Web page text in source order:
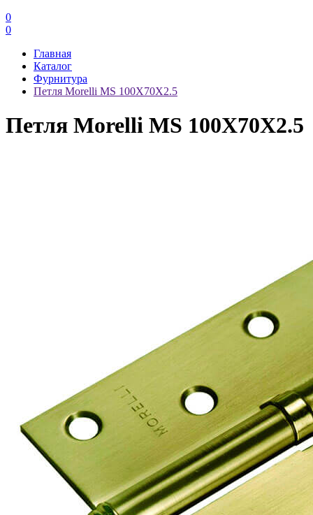
0
0
Главная
Каталог
Фурнитура
Петля Morelli MS 100X70X2.5
Петля Morelli MS 100X70X2.5